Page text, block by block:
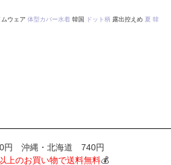
ムウェア 体型カバー水着 韓国 ドット柄 露出控えめ 夏 韓
円 沖縄・北海道 740円
上のお買い物で送料無料💰